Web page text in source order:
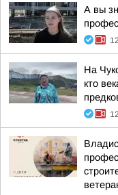
А вы
На
кто